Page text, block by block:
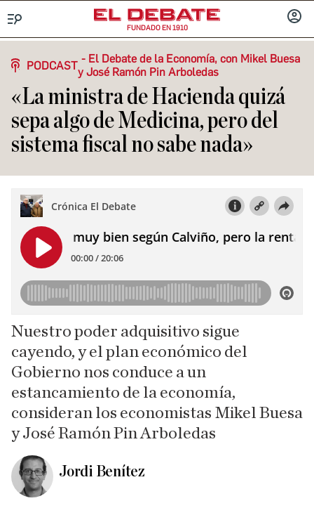
FUNDADO EN 1910
SESIÓN
PODCAST
El Debate de la Economía, con Mikel Buesa
y José Ramón Pin Arboledas
«La ministra de Hacienda quizá
sepa algo de Medicina, pero del
sistema fiscal no sabe nada»
Nuestro poder adquisitivo sigue
cayendo, y el plan económico del
Gobierno nos conduce a un
estancamiento de la economía,
consideran los economistas Mikel Buesa
y José Ramón Pin Arboledas
Jordi Benítez